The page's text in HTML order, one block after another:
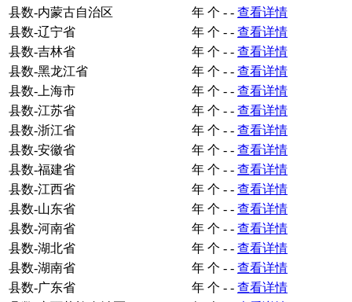
县数-内蒙古自治区
年 个 - - 查看详情
县数-辽宁省
年 个 - - 查看详情
县数-吉林省
年 个 - - 查看详情
县数-黑龙江省
年 个 - - 查看详情
县数-上海市
年 个 - - 查看详情
县数-江苏省
年 个 - - 查看详情
县数-浙江省
年 个 - - 查看详情
县数-安徽省
年 个 - - 查看详情
县数-福建省
年 个 - - 查看详情
县数-江西省
年 个 - - 查看详情
县数-山东省
年 个 - - 查看详情
县数-河南省
年 个 - - 查看详情
县数-湖北省
年 个 - - 查看详情
县数-湖南省
年 个 - - 查看详情
县数-广东省
年 个 - - 查看详情